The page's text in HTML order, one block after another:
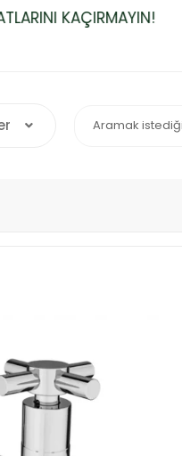
KAÇIRMAYIN!